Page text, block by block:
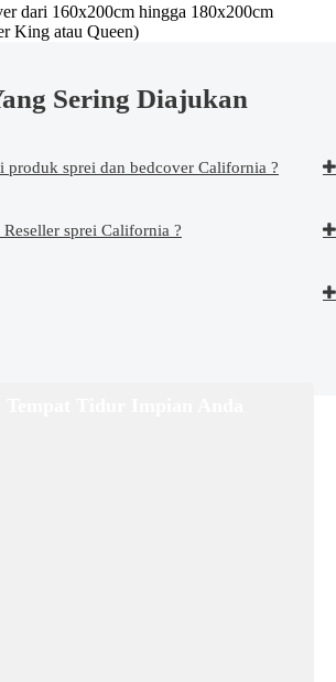
dari 160x200cm hingga 180x200cm
King atau Queen)
Sering Diajukan
produk sprei dan bedcover California ?
sprei California ?